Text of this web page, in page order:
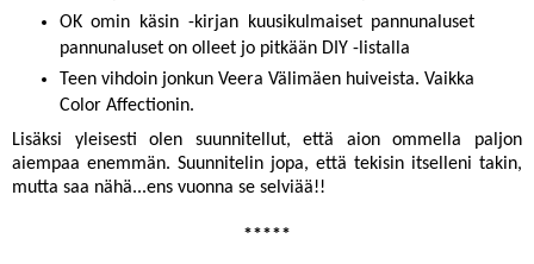
OK omin käsin -kirjankuusikulmaiset pannunaluset
pannunaluset on olleet jo pitkään DIY -listalla
Teen vihdoin jonkun Veera Välimäen huiveista. Vaikka
Color Affectionin.
Lisäksi yleisesti olen suunnitellut, että aion ommella paljon
aiempaa enemmän. Suunnitelin jopa, että tekisin itselleni takin,
mutta saa nähä...ens vuonna se selviää!!
*****